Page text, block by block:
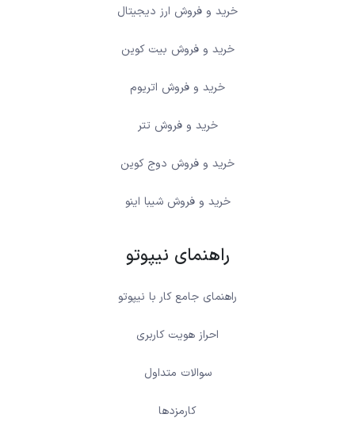
خرید و فروش ارز دیجیتال
خرید و فروش بیت کوین
خرید و فروش اتریوم
خرید و فروش تتر
خرید و فروش دوج کوین
خرید و فروش شیبا اینو
راهنمای نیپوتو
راهنمای جامع کار با نیپوتو
احراز هویت کاربری
سوالات متداول
کارمزدها